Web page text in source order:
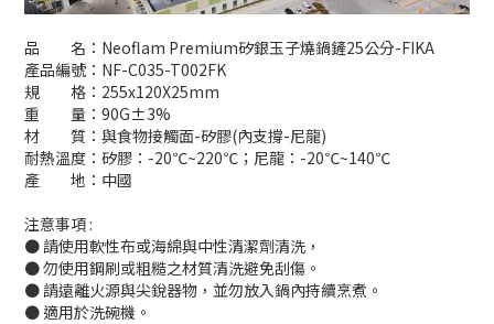
品 名：Neoflam Premium矽銀玉子燒鍋鏟25公分-FIKA
產品編號：NF-C035-T002FK
規 格：255x120X25mm
重 量：90G±3%
材 質：與食物接觸面-矽膠(內支撐-尼龍)
耐熱溫度：矽膠：-20℃~220℃；尼龍：-20℃~140℃
產 地：中國
注意事項 :
● 請使用軟性布或海綿與中性清潔劑清洗，
● 勿使用鋼刷或粗糙之材質清洗避免刮傷。
● 請遠離火源與尖銳器物，並勿放入鍋內持續烹煮。
● 適用於洗碗機。